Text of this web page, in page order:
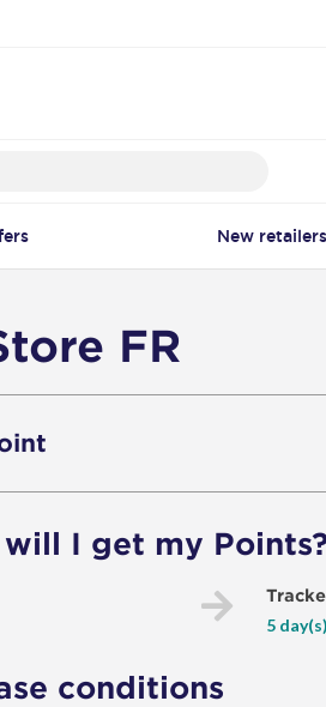
New retailers
FR
will I get my
5 day(s)
conditions